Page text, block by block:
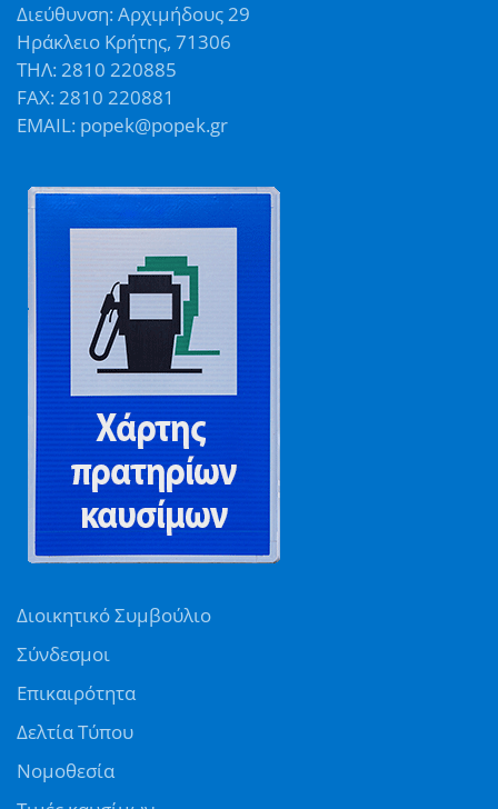
Διεύθυνση: Αρχιμήδους 29
Ηράκλειο Κρήτης, 71306
ΤΗΛ: 2810 220885
FAX: 2810 220881
EMAIL: popek@popek.gr
Διοικητικό Συμβούλιο
Σύνδεσμοι
Επικαιρότητα
Δελτία Τύπου
Νομοθεσία